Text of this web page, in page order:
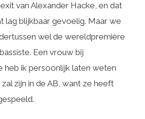
van Alexander Hacke, en dat
lag blijkbaar gevoelig. Maar we
wel de wereldpremière
Een vrouw bij
heb ik persoonlijk laten weten
zijn in de AB, want ze heeft